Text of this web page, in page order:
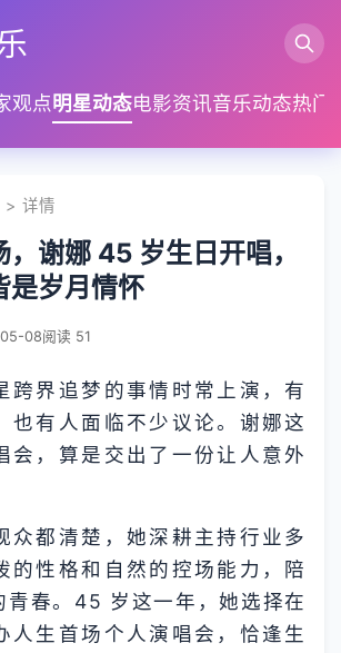
观点明星动态电影资讯音乐动态热门
> 详情
谢娜 45 岁生日开唱，
是岁月情怀
08阅读 51
跨界追梦的事情时常上演，有
也有人面临不少议论。谢娜这
会，算是交出了一份让人意外
众都清楚，她深耕主持行业多
的性格和自然的控场能力，陪
青春。45 岁这一年，她选择在
人生首场个人演唱会，恰逢生